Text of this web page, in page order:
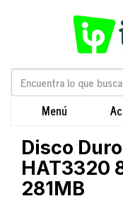
Menú
Disco
HAT3320
281MB